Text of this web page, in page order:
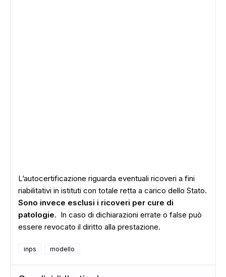
ADS
L’autocertificazione riguarda eventuali ricoveri a fini
riabilitativi in istituti con totale retta a carico dello Stato.
Sono invece esclusi i ricoveri per cure di
patologie. In caso di dichiarazioni errate o false può
essere revocato il diritto alla prestazione.
inps modello